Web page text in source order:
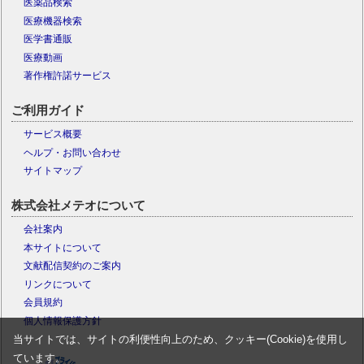
医薬品検索
医療機器検索
医学書通販
医療動画
著作権許諾サービス
ご利用ガイド
サービス概要
ヘルプ・お問い合わせ
サイトマップ
株式会社メテオについて
会社案内
本サイトについて
文献配信契約のご案内
リンクについて
会員規約
個人情報保護方針
当サイトでは、サイトの利便性向上のため、クッキー(Cookie)を使用し
ています。